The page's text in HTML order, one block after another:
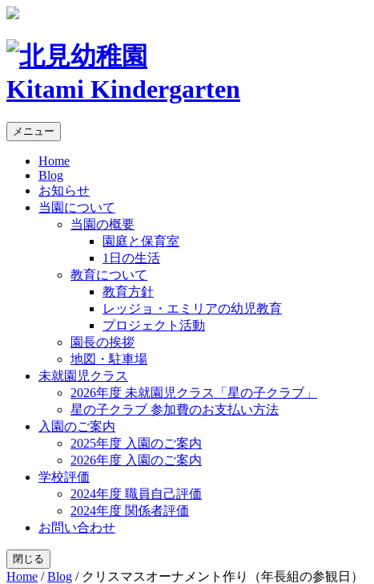
Kitami Kindergarten
メニュー
Home
Blog
お知らせ
当園について
当園の概要
園庭と保育室
1日の生活
教育について
教育方針
レッジョ・エミリアの幼児教育
プロジェクト活動
園長の挨拶
地図・駐車場
未就園児クラス
2026年度 未就園児クラス「星の子クラブ」
星の子クラブ 参加費のお支払い方法
入園のご案内
2025年度 入園のご案内
2026年度 入園のご案内
学校評価
2024年度 職員自己評価
2024年度 関係者評価
お問い合わせ
閉じる
Home /Blog / クリスマスオーナメント作り（年長組の参観日）